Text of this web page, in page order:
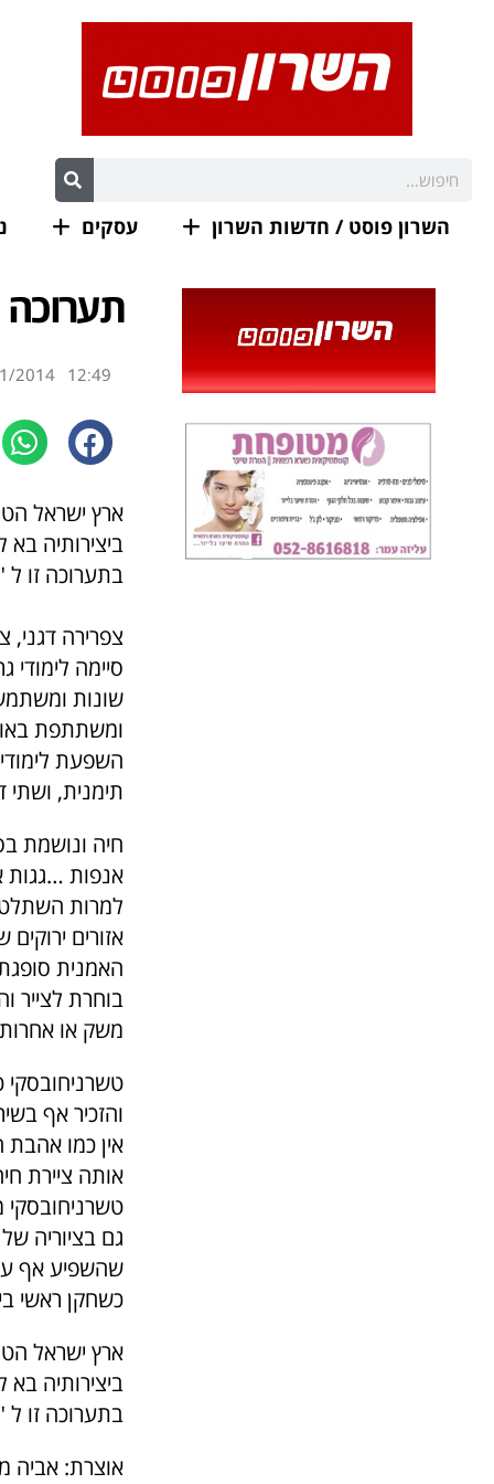
השרון פוסט / חדשות השרון עסקים
12:49
2014
ארץ ישראל
ביצירותיה
בתערוכה זו
צפרירה דגני,
סיימה
שונות
ומשתתפת
השפעת
תימנית, ושתי
חיה ונושמת
אנפות
למרות
אזורים
האמנית
בוחרת לצייר
משק או
והזכיר אף
אין כמו אהבת
אותה ציירת
טשרניחובסקי
גם בציוריה
שהשפיע אף על
כשחקן ראשי
ארץ ישראל
ביצירותיה
בתערוכה זו
אוצרת: אביה